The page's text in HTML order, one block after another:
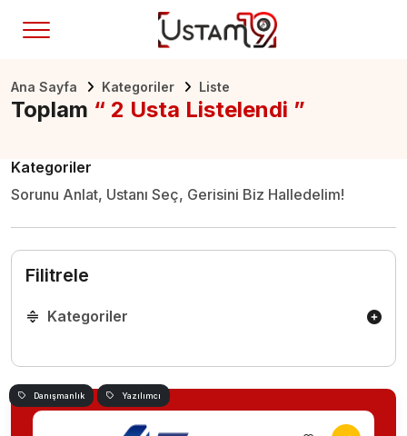
Ana Sayfa Kategoriler Liste
Toplam “ 2 Usta Listelendi ”
Kategoriler
Sorunu Anlat, Ustanı Seç, Gerisini Biz Halledelim!
Filitrele
Kategoriler
Danışmanlık Yazılımcı